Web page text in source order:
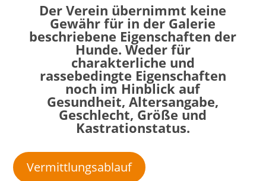
Der Verein übernimmt keine
Gewähr für in der Galerie
beschriebene Eigenschaften der
Hunde. Weder für
charakterliche und
rassebedingte Eigenschaften
noch im Hinblick auf
Gesundheit, Altersangabe,
Geschlecht, Größe und
Kastrationstatus.
Vermittlungsablauf